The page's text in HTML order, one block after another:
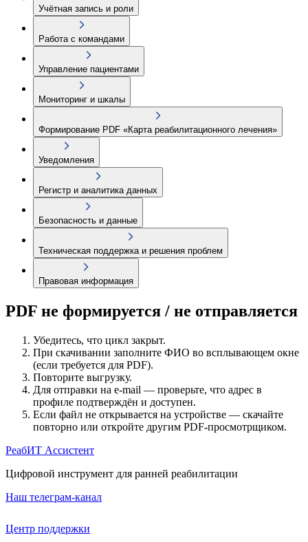
Учётная запись и роли
Работа с командами
Управление пациентами
Мониторинг и шкалы
Формирование PDF «Карта реабилитационного лечения»
Уведомления
Регистр и аналитика данных
Безопасность и данные
Техническая поддержка и решения проблем
Правовая информация
PDF не формируется / не отправляется
Убедитесь, что цикл закрыт.
При скачивании заполните ФИО во всплывающем окне
(если требуется для PDF).
Повторите выгрузку.
Для отправки на e-mail — проверьте, что адрес в
профиле подтверждён и доступен.
Если файл не открывается на устройстве — скачайте
повторно или откройте другим PDF-просмотрщиком.
РеабИТ Ассистент
Цифровой инструмент для ранней реабилитации
Наш телеграм-канал
Центр поддержки